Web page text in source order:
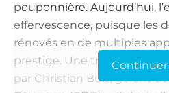
pouponnière. Aujourd’hui,
effervescence, puisque les
rénovés en de multiples
prestige. Une
par Christian Buis, gérant
Continuer